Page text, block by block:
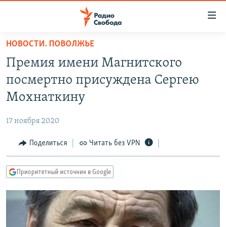
упрощенного
доступа
основному
Вернутся
Вернутся
поиску
ПОДКАСТЫ
АВТОРСКИЕ ПРОЕКТЫ
МНЕНИЯ
КУЛЬТУРА
КАВКАЗ.РЕАЛИИ
СЕВЕР.РЕАЛИИ
СИБИРЬ.РЕАЛИИ
НОВОСТИ. ПОВОЛЖЬЕ
Премия имени Магнитского
посмертно присуждена Сергею
Мохнаткину
17 ноября 2020
Поделиться Читать без VPN
Приоритетный источник в Google